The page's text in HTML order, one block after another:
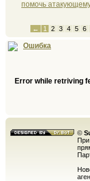
помочь
← 1 2 3 4 5 6
Ошибка
Error while retriving
©
При